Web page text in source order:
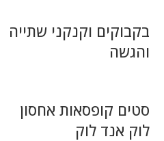
בקבוקים וקנקני שתייה
והגשה
סטים קופסאות אחסון
לוק אנד לוק